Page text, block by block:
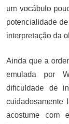
um vocábulo
potencialidade
interpretação da
Ainda que a
emulada por
dificuldade de
cuidadosamente
acostume com